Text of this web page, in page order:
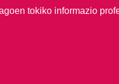
tokiko informazio